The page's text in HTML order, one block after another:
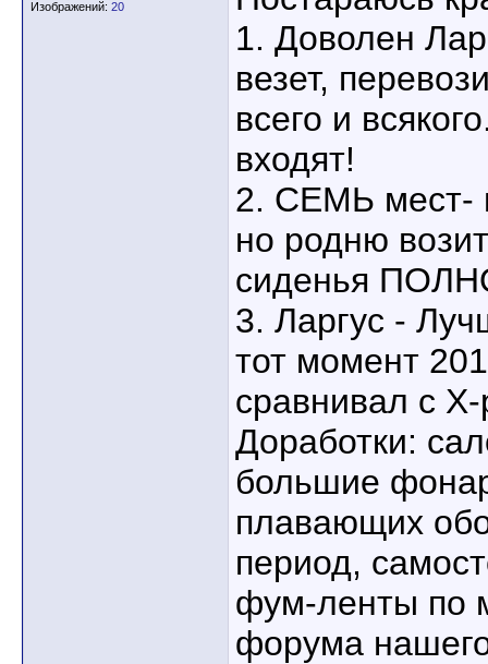
Изображений: 20
1. Доволен
везет,
всего и
входят!
2. СЕМЬ мест-
но родню
сиденья
3. Ларгус -
тот момент
сравнивал с
Доработки:
большие
плавающих
период,
фум-ленты по
форума